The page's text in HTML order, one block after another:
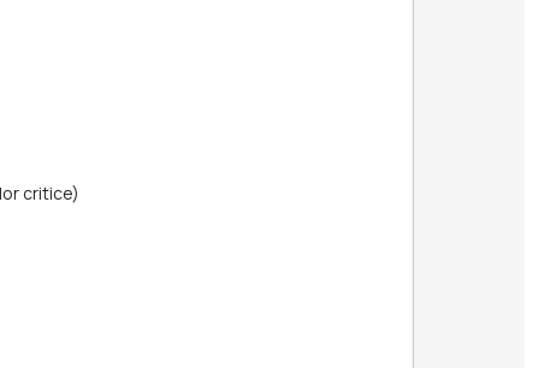
critice)